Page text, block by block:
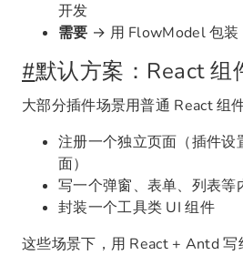
开发
需要 → 用 FlowModel 包装
#默认方案：React 组
大部分插件场景用普通 React 组
注册一个独立页面（插件设
面）
写一个弹窗、表单、列表等
封装一个工具类 UI 组件
这些场景下，用 React + Antd 写